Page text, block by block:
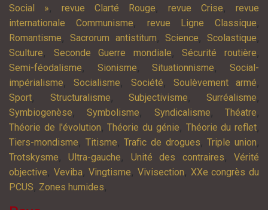
Social », revue Clarté Rouge, revue Crise, revue
internationale Communisme, revue Ligne Classique,
Romantisme,Sacrorum antistitum, Science, Scolastique,
Sculture, Seconde Guerre mondiale,Sécurité routière,
Semi-féodalisme, Sionisme,Situationnisme,Social-
impérialisme,Socialisme, Société, Soulèvement armé,
Sport, Structuralisme,Subjectivisme,Surréalisme,
Symbiogenèse,Symbolisme, Syndicalisme,Théatre,
Théorie de l'évolution,Théorie du génie, Théorie du reflet,
Tiers-mondisme, Titisme,Trafic de drogues,Triple union,
Trotskysme,Ultra-gauche, Unité des contraires,Vérité
objective, Veviba,Vingtisme,Vivisection, XXe congrès du
PCUS, Zones humides,